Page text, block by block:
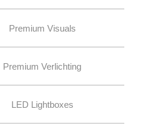
Premium Visuals
Premium Verlichting
LED Lightboxes